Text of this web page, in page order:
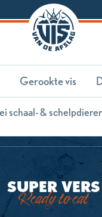
Gerookte vis
schaal- &
SUPER VERS
Ready to eat